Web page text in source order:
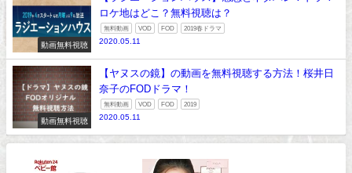
動画無料視聴
ロケ地はどこ？無料視聴は？
無料動画 VOD FOD 2019春ドラマ
2020.05.11
動画無料視聴
【ヤヌスの鏡】の動画を無料視聴する方法！桜井日
奈子のFODドラマ！
無料動画 VOD FOD 2019
2020.05.11